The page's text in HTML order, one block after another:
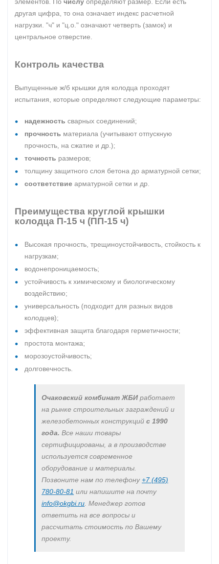
другая цифра, то она означает индекс расчетной
нагрузки. "ч" и "ц.о." означают четверть (замок) и
центральное отверстие.
Контроль качества
Выпущенные ж/б крышки для колодца проходят
испытания, которые определяют следующие параметры:
надежность сварных соединений;
прочность материала (учитывают отпускную
прочность, на сжатие и др.);
точность размеров;
толщину защитного слоя бетона до арматурной сетки;
соответствие арматурной сетки и др.
Преимущества круглой крышки
колодца П-15 ч (ПП-15 ч)
Высокая прочность, трещиноустойчивость, стойкость к
нагрузкам;
водонепроницаемость;
устойчивость к химическому и биологическому
воздействию;
универсальность (подходит для разных видов
колодцев);
эффективная защита благодаря герметичности;
простота монтажа;
морозоустойчивость;
долговечность.
Очаковский комбинат ЖБИработает
на рынке строительных заграждений и
железобетонных конструкций с 1990
года. Все наши товары
сертифицированы, а в производстве
используется современное
оборудование и материалы.
Позвоните нам по телефону+7 (495)
780-80-81 или напишите на почту
info@okgbi.ru . Менеджер готов
ответить на все вопросы и
рассчитать стоимость по Вашему
проекту.